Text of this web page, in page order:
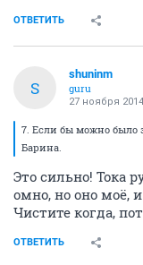
ОТВЕТИТЬ
S
shuninm
guru
27 ноября 2014
7. Если бы можно было
Барина.
Это сильно! Тока
омно, но оно моё,
Чистите когда,
ОТВЕТИТЬ